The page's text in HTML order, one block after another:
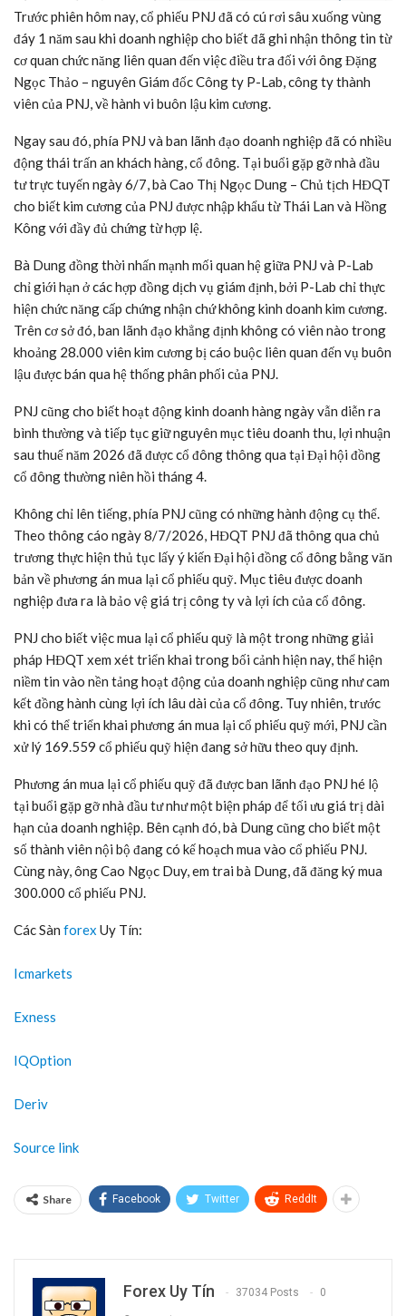
Trước phiên hôm nay, cổ phiếu PNJ đã có cú rơi sâu xuống vùng
đáy 1 năm sau khi doanh nghiệp cho biết đã ghi nhận thông tin từ
cơ quan chức năng liên quan đến việc điều tra đối với ông Đặng
Ngọc Thảo – nguyên Giám đốc Công ty P-Lab, công ty thành
viên của PNJ, về hành vi buôn lậu kim cương.
Ngay sau đó, phía PNJ và ban lãnh đạo doanh nghiệp đã có nhiều
động thái trấn an khách hàng, cổ đông. Tại buổi gặp gỡ nhà đầu
tư trực tuyến ngày 6/7, bà Cao Thị Ngọc Dung – Chủ tịch HĐQT
cho biết kim cương của PNJ được nhập khẩu từ Thái Lan và Hồng
Kông với đầy đủ chứng từ hợp lệ.
Bà Dung đồng thời nhấn mạnh mối quan hệ giữa PNJ và P-Lab
chỉ giới hạn ở các hợp đồng dịch vụ giám định, bởi P-Lab chỉ thực
hiện chức năng cấp chứng nhận chứ không kinh doanh kim cương.
Trên cơ sở đó, ban lãnh đạo khẳng định không có viên nào trong
khoảng 28.000 viên kim cương bị cáo buộc liên quan đến vụ buôn
lậu được bán qua hệ thống phân phối của PNJ.
PNJ cũng cho biết hoạt động kinh doanh hàng ngày vẫn diễn ra
bình thường và tiếp tục giữ nguyên mục tiêu doanh thu, lợi nhuận
sau thuế năm 2026 đã được cổ đông thông qua tại Đại hội đồng
cổ đông thường niên hồi tháng 4.
Không chỉ lên tiếng, phía PNJ cũng có những hành động cụ thể.
Theo thông cáo ngày 8/7/2026, HĐQT PNJ đã thông qua chủ
trương thực hiện thủ tục lấy ý kiến Đại hội đồng cổ đông bằng văn
bản về phương án mua lại cổ phiếu quỹ. Mục tiêu được doanh
nghiệp đưa ra là bảo vệ giá trị công ty và lợi ích của cổ đông.
PNJ cho biết việc mua lại cổ phiếu quỹ là một trong những giải
pháp HĐQT xem xét triển khai trong bối cảnh hiện nay, thể hiện
niềm tin vào nền tảng hoạt động của doanh nghiệp cũng như cam
kết đồng hành cùng lợi ích lâu dài của cổ đông. Tuy nhiên, trước
khi có thể triển khai phương án mua lại cổ phiếu quỹ mới, PNJ cần
xử lý 169.559 cổ phiếu quỹ hiện đang sở hữu theo quy định.
Phương án mua lại cổ phiếu quỹ đã được ban lãnh đạo PNJ hé lộ
tại buổi gặp gỡ nhà đầu tư như một biện pháp để tối ưu giá trị dài
hạn của doanh nghiệp. Bên cạnh đó, bà Dung cũng cho biết một
số thành viên nội bộ đang có kế hoạch mua vào cổ phiếu PNJ.
Cùng này, ông Cao Ngọc Duy, em trai bà Dung, đã đăng ký mua
300.000 cổ phiếu PNJ.
Các Sàn forex Uy Tín:
Icmarkets
Exness
IQOption
Deriv
Source link
Share Facebook Twitter ReddIt
Forex Uy Tín 37034 Posts 0